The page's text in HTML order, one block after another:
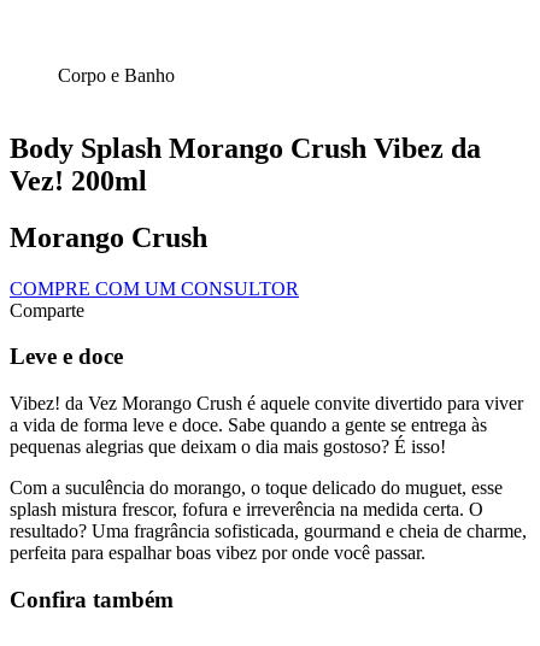
Corpo e Banho
Body Splash Morango Crush Vibez da
Vez! 200ml
Morango Crush
COMPRE COM UM CONSULTOR
Comparte
Leve e doce
Vibez! da Vez Morango Crush é aquele convite divertido para viver
a vida de forma leve e doce. Sabe quando a gente se entrega às
pequenas alegrias que deixam o dia mais gostoso? É isso!
Com a suculência do morango, o toque delicado do muguet, esse
splash mistura frescor, fofura e irreverência na medida certa. O
resultado? Uma fragrância sofisticada, gourmand e cheia de charme,
perfeita para espalhar boas vibez por onde você passar.
Confira também